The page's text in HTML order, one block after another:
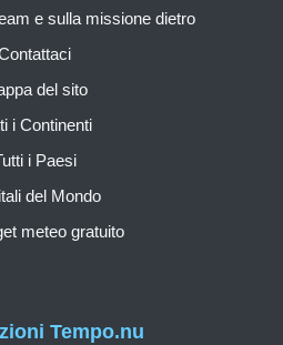
Tempo.nu
e sulla missione dietro
del sito
i Continenti
i Paesi
del Mondo
meteo gratuito